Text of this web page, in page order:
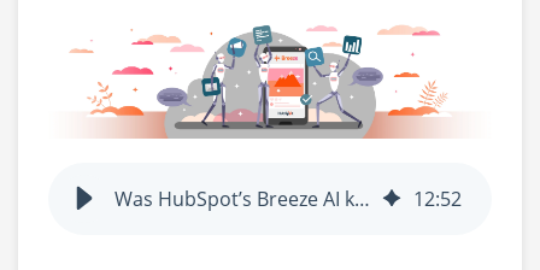
Was HubSpot’s Breeze AI kann – und für wen es sich lohnt 12:52